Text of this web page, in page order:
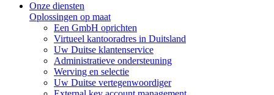
Onze diensten
Oplossingen op maat
Een GmbH oprichten
Virtueel kantooradres in Duitsland
Uw Duitse klantenservice
Administratieve ondersteuning
Werving en selectie
Uw Duitse vertegenwoordiger